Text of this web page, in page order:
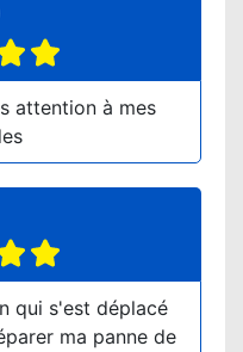
attention à mes
qui s'est déplacé
ma panne de